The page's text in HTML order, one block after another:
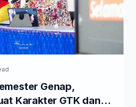
Genap,
Karakter GTK dan